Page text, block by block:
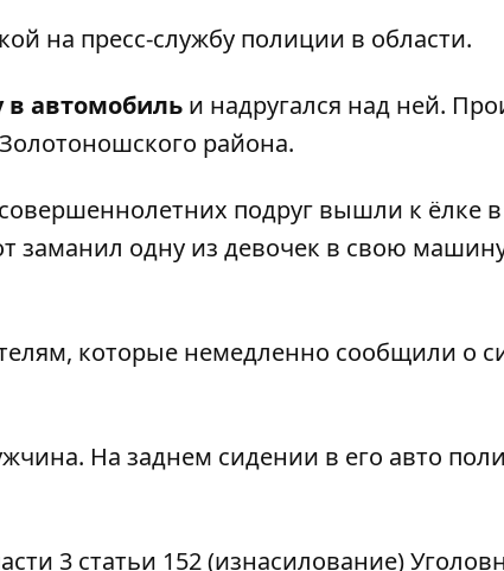
на пресс-службу полиции в области.
автомобиль и надругался над ней.
района.
подруг вышли к ёлке
заманил одну из девочек в свою
которые немедленно сообщили о
На заднем сидении в его авто
3 статьи 152 (изнасилование)